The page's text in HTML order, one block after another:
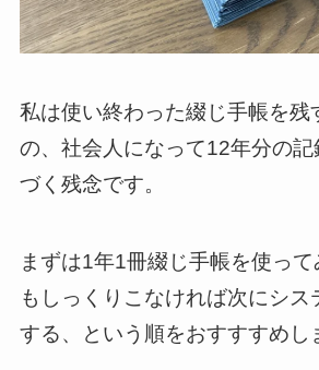
私は使い終わった綴じ手帳を残
の、社会人になって12年分の記
づく残念です。
まずは1年1冊綴じ手帳を使っ
もしっくりこなければ次にシス
する、という順をおすすすめし